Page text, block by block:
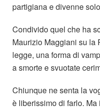
partigiana e divenne
Condivido quel che ha
Maurizio Maggiani su la
legge, una forma di
a smorte e svuotate
Chiunque ne senta la
è liberissimo di farlo.